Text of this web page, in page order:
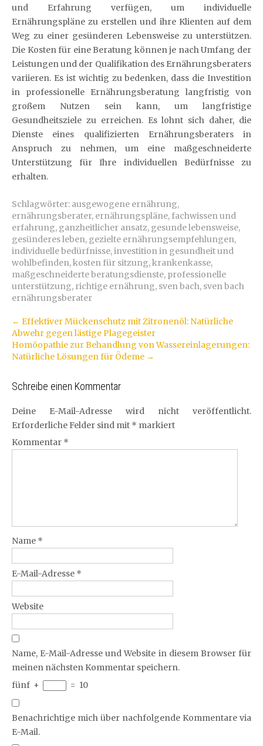
und Erfahrung verfügen, um individuelle
Ernährungspläne zu erstellen und ihre Klienten auf dem
Weg zu einer gesünderen Lebensweise zu unterstützen.
Die Kosten für eine Beratung können je nach Umfang der
Leistungen und der Qualifikation des Ernährungsberaters
variieren. Es ist wichtig zu bedenken, dass die Investition
in professionelle Ernährungsberatung langfristig von
großem Nutzen sein kann, um langfristige
Gesundheitsziele zu erreichen. Es lohnt sich daher, die
Dienste eines qualifizierten Ernährungsberaters in
Anspruch zu nehmen, um eine maßgeschneiderte
Unterstützung für Ihre individuellen Bedürfnisse zu
erhalten.
Schlagwörter: ausgewogene ernährung,
ernährungsberater, ernährungspläne, fachwissen und
erfahrung, ganzheitlicher ansatz, gesunde lebensweise,
gesünderes leben, gezielte ernährungsempfehlungen,
individuelle bedürfnisse,investition in gesundheit und
wohlbefinden,kosten für sitzung,krankenkasse,
maßgeschneiderte beratungsdienste, professionelle
unterstützung, richtige ernährung, sven bach, sven bach
ernährungsberater
Artikel-
Navigation
← Effektiver Mückenschutz mit Zitronenöl: Natürliche
Abwehr gegen lästige Plagegeister
Homöopathie zur Behandlung von Wassereinlagerungen:
Natürliche Lösungen für Ödeme →
Schreibe einen Kommentar
Deine E-Mail-Adresse wird nicht veröffentlicht.
Erforderliche Felder sind mit * markiert
Kommentar *
Name *
E-Mail-Adresse *
Website
Name, E-Mail-Adresse und Website in diesem Browser für
meinen nächsten Kommentar speichern.
fünf + = 10
Benachrichtige mich über nachfolgende Kommentare via
E-Mail.